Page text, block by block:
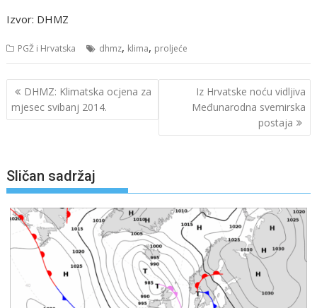
Izvor: DHMZ
PGŽ i Hrvatska dhmz, klima, proljeće
Navigacija
objava
DHMZ: Klimatska ocjena za
mjesec svibanj 2014.
Iz Hrvatske noću vidljiva
Međunarodna svemirska
postaja
Sličan sadržaj